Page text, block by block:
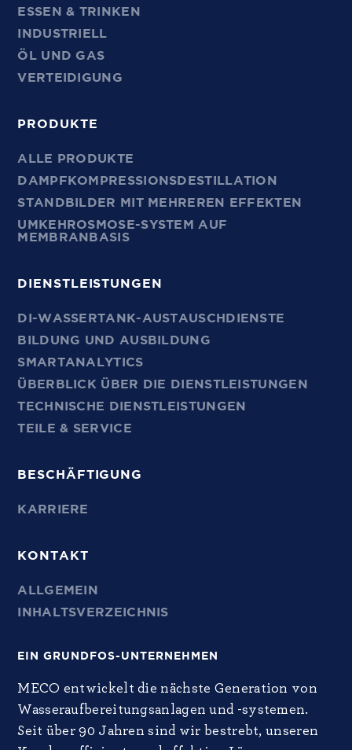
ESSEN & TRINKEN
INDUSTRIELL
ÖL UND GAS
VERTEIDIGUNG
PRODUKTE
ALLE PRODUKTE
DAMPFKOMPRESSIONSDESTILLATION
STANDBILDER MIT MEHREREN EFFEKTEN
UMKEHROSMOSE-SYSTEM AUF
MEMBRANBASIS
DIENSTLEISTUNGEN
DI-WASSERTANK-AUSTAUSCHDIENSTE
BILDUNG UND AUSBILDUNG
SMARTANALYTICS
ÜBERBLICK ÜBER DIE DIENSTLEISTUNGEN
TECHNISCHE DIENSTLEISTUNGEN
TEILE & SERVICE
BESCHÄFTIGUNG
KARRIERE
KONTAKT
ALLGEMEIN
INHALTSVERZEICHNIS
EIN GRUNDFOS-UNTERNEHMEN
MECO entwickelt die nächste Generation von
Wasseraufbereitungsanlagen und -systemen.
Seit über 90 Jahren sind wir bestrebt, unseren